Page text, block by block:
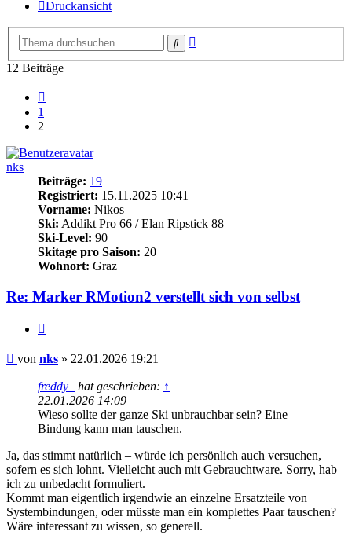
Druckansicht
Suche
12 Beiträge
1
2
nks
Beiträge: 19
Registriert: 15.11.2025 10:41
Vorname: Nikos
Ski: Addikt Pro 66 / Elan Ripstick 88
Ski-Level: 90
Skitage pro Saison: 20
Wohnort: Graz
Re: Marker RMotion2 verstellt sich von selbst
Beitrag
von nks » 22.01.2026 19:21
freddy_ hat geschrieben: ↑
22.01.2026 14:09
Wieso sollte der ganze Ski unbrauchbar sein? Eine
Bindung kann man tauschen.
Ja, das stimmt natürlich – würde ich persönlich auch versuchen,
sofern es sich lohnt. Vielleicht auch mit Gebrauchtware. Sorry, hab
ich zu unbedacht formuliert.
Kommt man eigentlich irgendwie an einzelne Ersatzteile von
Systembindungen, oder müsste man ein komplettes Paar tauschen?
Wäre interessant zu wissen, so generell.